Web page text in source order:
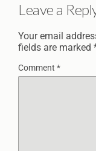
Leave a
Your email
fields are marked
Comment *